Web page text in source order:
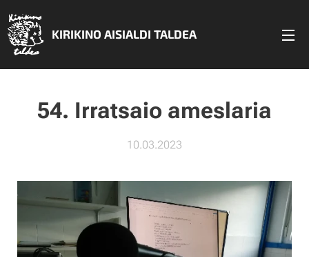
KIRIKINO AISIALDI TALDEA
54. Irratsaio ameslaria
10.03.2023